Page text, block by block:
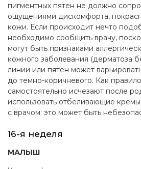
пигментных пятен не должно
ощущениями дискомфорта,
кожи. Если происходит нечто
необходимо сообщить врачу,
могут быть признаками
кожного заболевания (дерматоза
линии или пятен может
до темно-коричневого. Как
самостоятельно исчезают после
использовать отбеливающие
с врачом: это может быть
16-я неделя
МАЛЫШ